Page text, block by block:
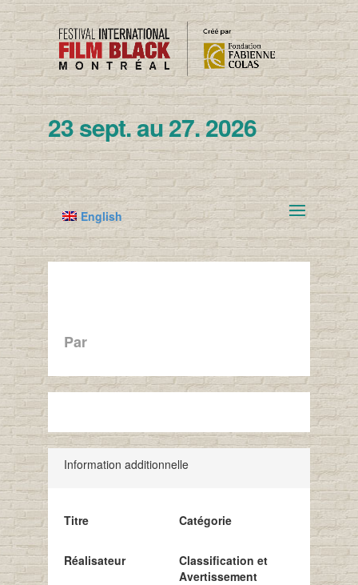
23 sept. au 27. 2026
English
Par
Information additionnelle
Titre
Réalisateur
Catégorie
Classification et
Avertissement